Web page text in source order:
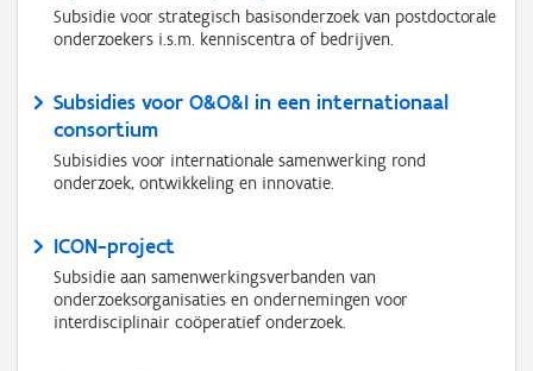
Subsidie voor strategisch basisonderzoek van postdoctorale
onderzoekers i.s.m. kenniscentra of bedrijven.
Subsidies voor O&O&I in een internationaal
consortium
Subisidies voor internationale samenwerking rond
onderzoek, ontwikkeling en innovatie.
ICON-project
Subsidie aan samenwerkingsverbanden van
onderzoeksorganisaties en ondernemingen voor
interdisciplinair coöperatief onderzoek.